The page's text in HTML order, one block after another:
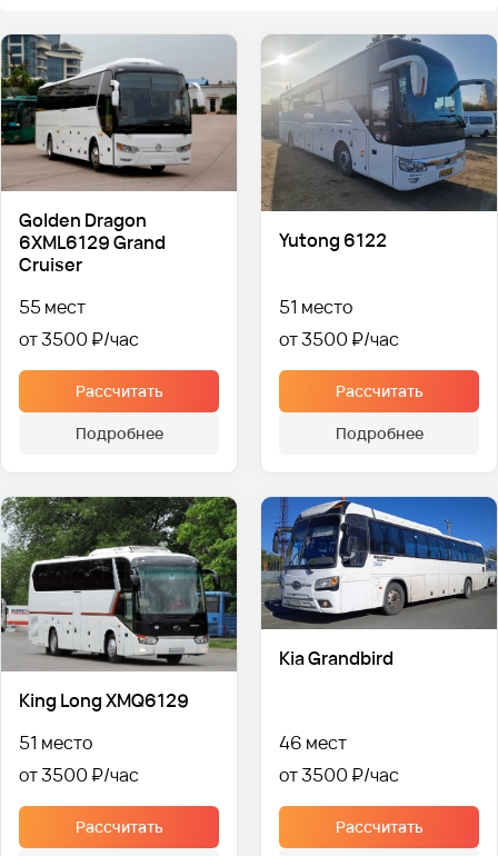
Golden Dragon
6XML6129 Grand
Cruiser
55 мест
от 3500 ₽
Рассчитать
Подробнее
Yutong 6122
51 место
от 3500 ₽
Рассчитать
Подробнее
King Long XMQ6129
51 место
от 3500 ₽
Рассчитать
Kia Grandbird
46 мест
от 3500 ₽
Рассчитать